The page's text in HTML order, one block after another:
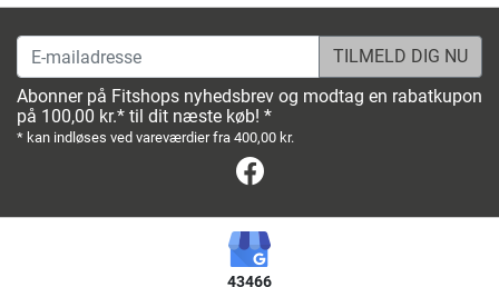
E-mailadresse
Abonner på Fitshops nyhedsbrev og modtag en rabatkupon
på 100,00 kr.* til dit næste køb! *
* kan indløses ved vareværdier fra 400,00 kr.
43466